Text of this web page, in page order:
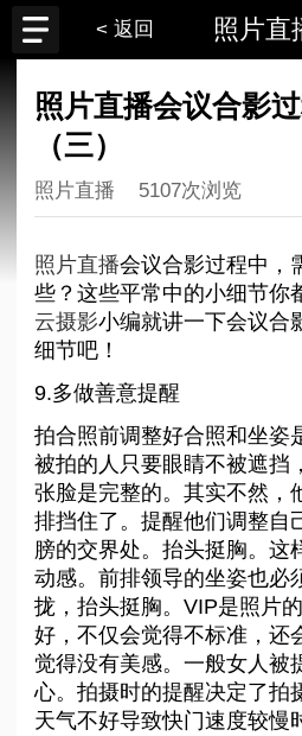
< 返回 照片直
照片直播会议合影
（三）
照片直播 5107次浏览
照片直播会议合影过程中，
些？这些平常中的小细节你
云摄影小编就讲一下会议合
细节吧！
9.多做善意提醒
拍合照前调整好合照和坐姿
被拍的人只要眼睛不被遮挡
张脸是完整的。其实不然，
排挡住了。提醒他们调整自
膀的交界处。抬头挺胸。这
动感。前排领导的坐姿也必
拢，抬头挺胸。VIP是照片
好，不仅会觉得不标准，还
觉得没有美感。一般女人被
心。拍摄时的提醒决定了拍
天气不好导致快门速度较慢